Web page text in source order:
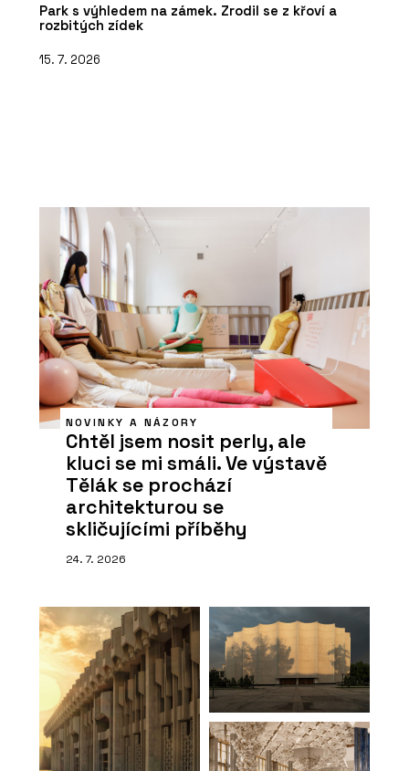
Park s výhledem na zámek. Zrodil se z křoví a
rozbitých zídek
15. 7. 2026
NOVINKY A NÁZORY
Chtěl jsem nosit perly, ale
kluci se mi smáli. Ve výstavě
Tělák se prochází
architekturou se
skličujícími příběhy
24. 7. 2026